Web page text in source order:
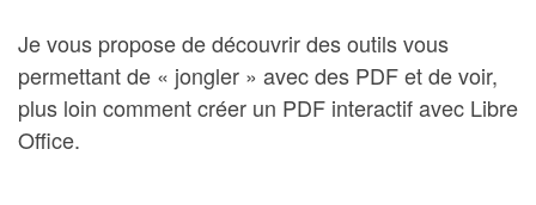
Je vous propose de découvrir des outils vous
permettant de « jongler » avec des PDF et de voir,
plus loin comment créer un PDF interactif avec Libre
Office.